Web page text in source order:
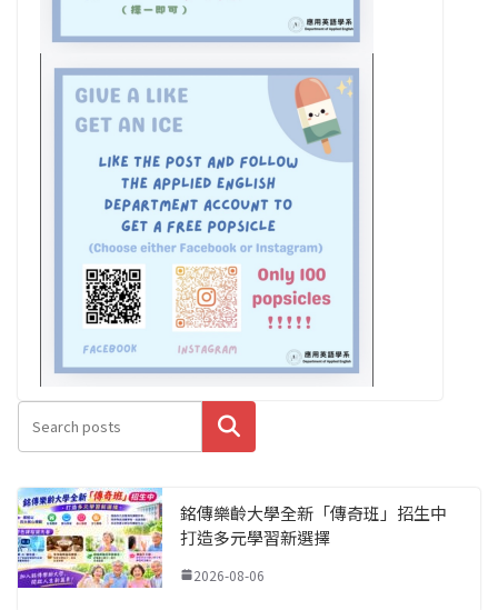
搜尋
銘傳樂齡大學全新「傳奇班」招生中
打造多元學習新選擇
2026-08-06